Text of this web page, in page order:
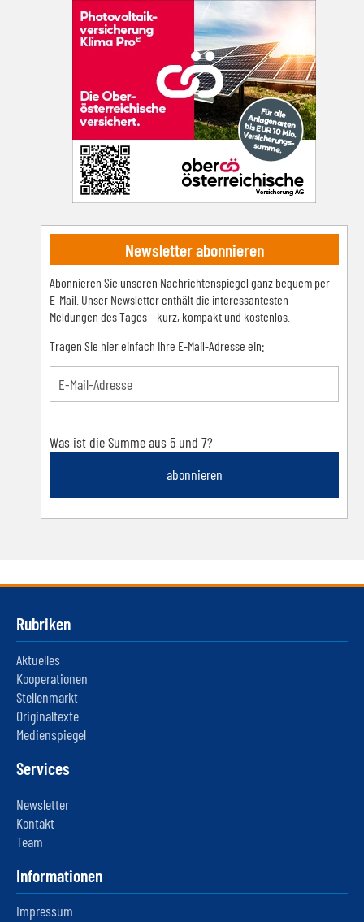
Newsletter abonnieren
Abonnieren Sie unseren Nachrichtenspiegel ganz bequem per
E-Mail. Unser Newsletter enthält die interessantesten
Meldungen des Tages – kurz, kompakt und kostenlos.
Tragen Sie hier einfach Ihre E-Mail-Adresse ein:
Was ist die Summe aus 5 und 7?
abonnieren
Rubriken
Aktuelles
Kooperationen
Stellenmarkt
Originaltexte
Medienspiegel
Services
Newsletter
Kontakt
Team
Informationen
Impressum